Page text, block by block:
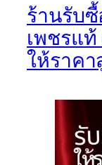
ร้านรับซื้
เพชรแท้
ให้ราค